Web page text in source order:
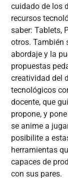
cuidado de los
recursos
saber: Tablets,
otros. También
abordaje y la
propuestas
creatividad del
tecnológicos
docente, que
propone, y
se anime a
posibilite a
herramientas
capaces de
con sus pares.